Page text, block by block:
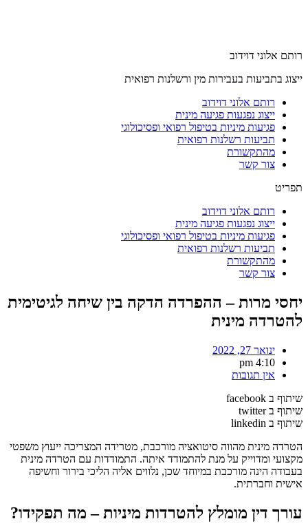
רותם אלוני דוידוב
ייצוג בתביעות בעבירות מין ורשלנות רפואית
רותם אלוני דוידוב
ייצוג נפגעות פגיעה מינית
פגיעות מיניות בטיפול רפואי ופסיכולוגי
תביעות רשלנות רפואית
מהתקשורת
צור קשר
תפריט
רותם אלוני דוידוב
ייצוג נפגעות פגיעה מינית
פגיעות מיניות בטיפול רפואי ופסיכולוגי
תביעות רשלנות רפואית
מהתקשורת
צור קשר
יחסי מרות – ההפרדה הדקה בין שיחה לגיטימית
להטרדה מינית
ינואר 27, 2022
4:10 pm
אין תגובות
שיתוף ב facebook
שיתוף ב twitter
שיתוף ב linkedin
הטרדה מינית מהווה סיטואציה מורכבת, מטרידה המצריכה ייעוץ משפטי
מקצועי ומדוייק על מנת להתמודד איתה. התמודדות עם הטרדה מינית
בעבודה הינה מורכבת במיוחד שכן, נלווים אליה הליכי בירור וחשיפה
אישית וחברתית.
עורך דין מומלץ להטרדות מיניות – מה תפקידו?